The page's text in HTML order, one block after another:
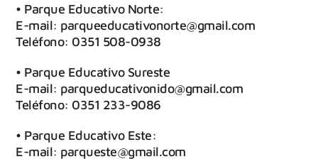
• Parque Educativo Norte:
E-mail: parqueeducativonorte@gmail.com
Teléfono: 0351 508-0938
• Parque Educativo Sureste
E-mail: parqueducativonido@gmail.com
Teléfono: 0351 233-9086
• Parque Educativo Este:
E-mail: parqueste@gmail.com